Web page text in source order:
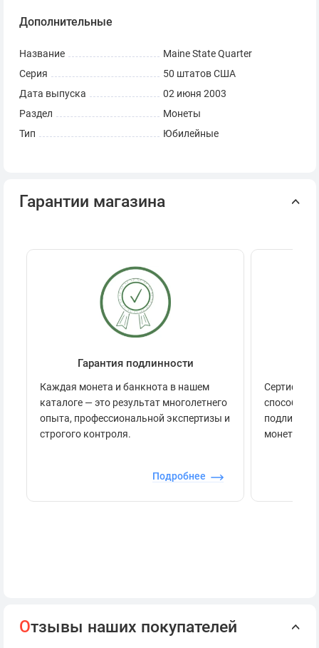
Дополнительные
Название
Maine State Quarter
Серия
50 штатов США
Дата выпуска
02 июня 2003
Раздел
Монеты
Тип
Юбилейные
Гарантии магазина
Гарантия подлинности
Каждая монета и банкнота в нашем
каталоге — это результат многолетнего
опыта, профессиональной экспертизы и
строгого контроля.
Подробнее
способов
монеты.
Отзывы наших покупателей